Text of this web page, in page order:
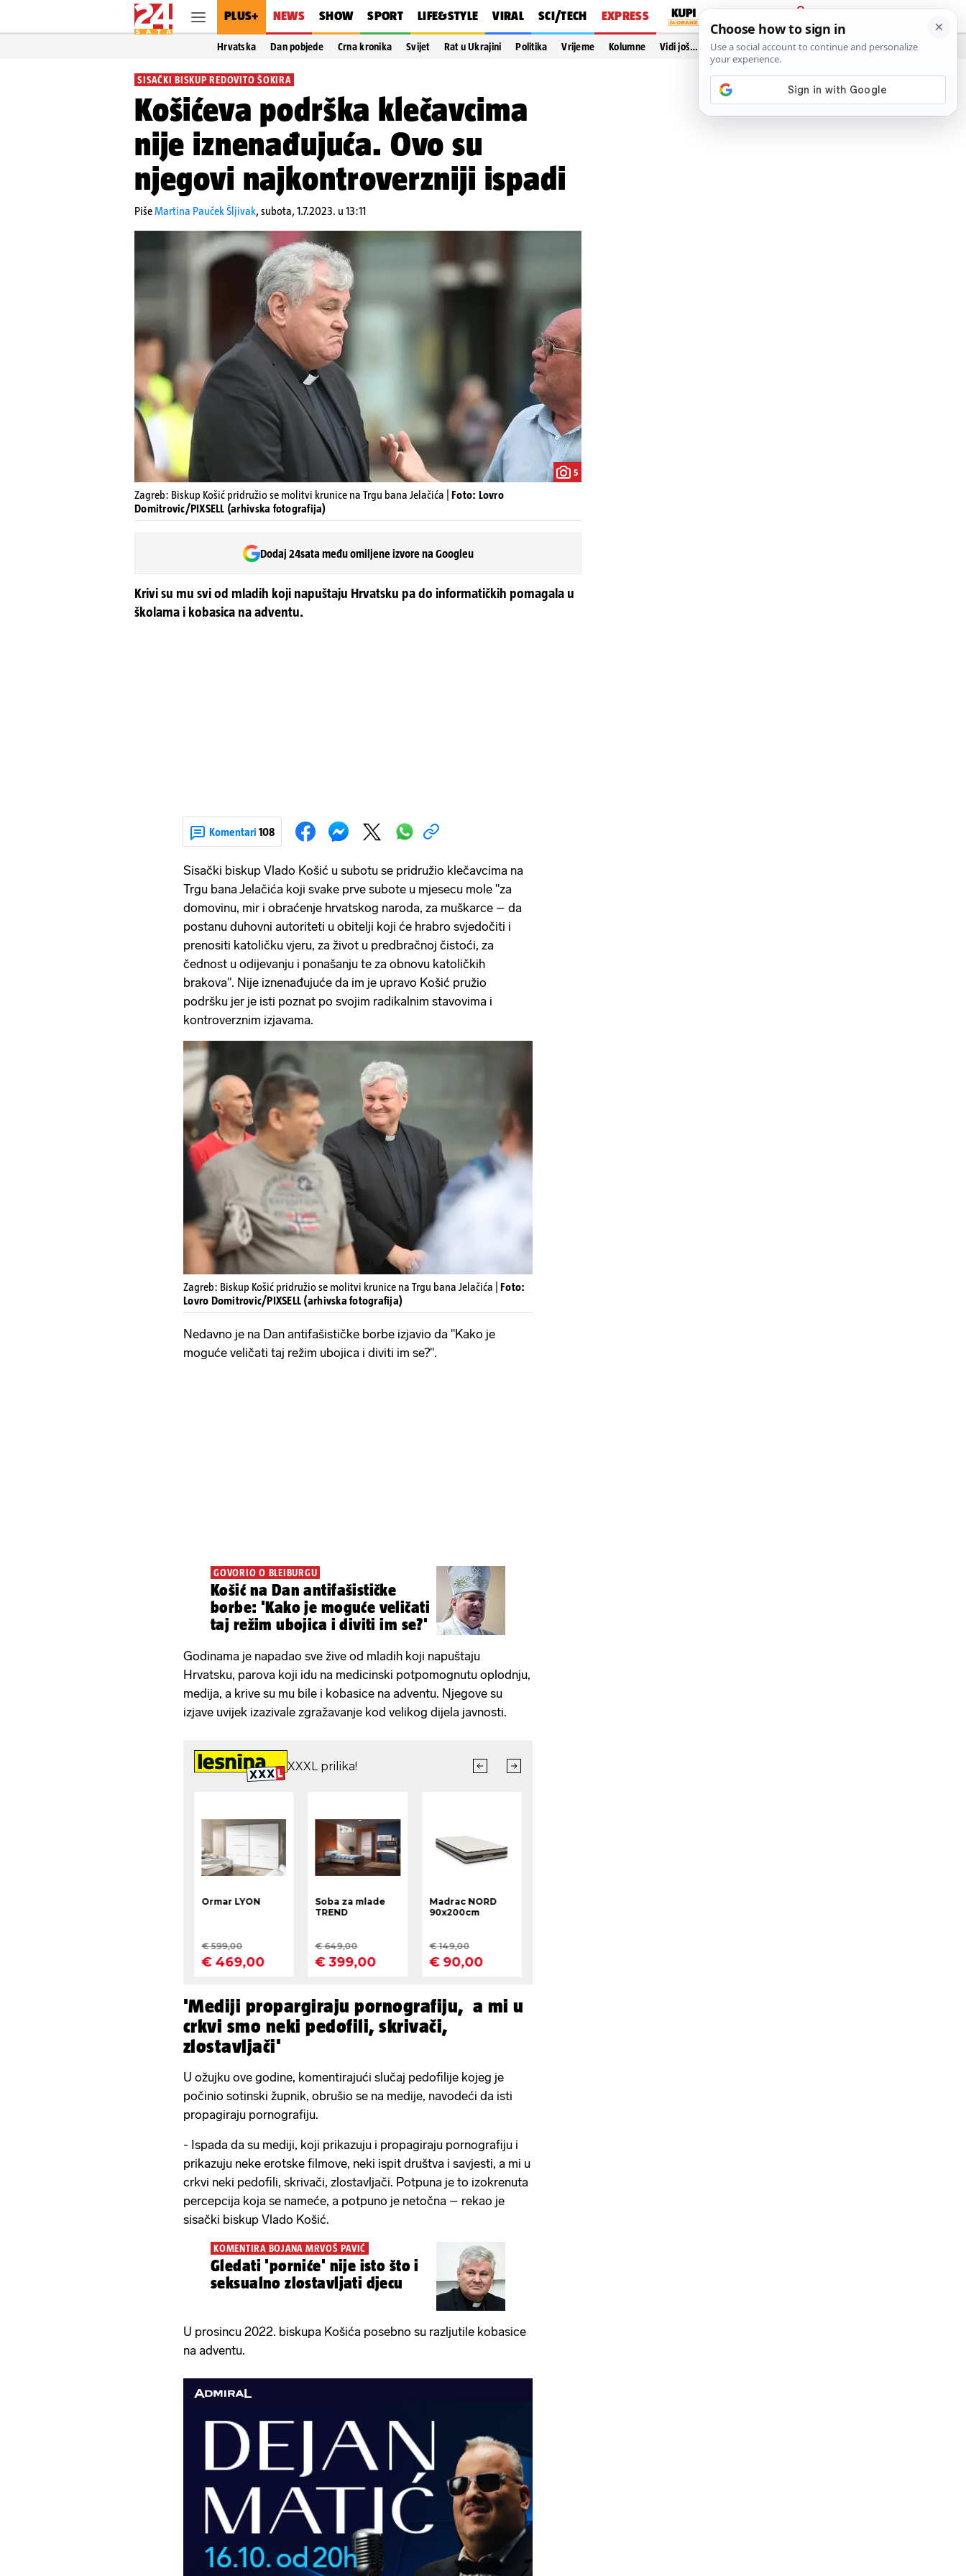
PLUS+ NEWS SHOW SPORT LIFE&STYLE VIRAL SCI/TECH EXPRESS
PRIJAVA
Hrvatska Dan pobjede Crna kronika Svijet Rat u Ukrajini Politika Vrijeme Kolumne Vidi još…
SISAČKI BISKUP REDOVITO ŠOKIRA
Košićeva podrška klečavcima
nije iznenađujuća. Ovo su
njegovi najkontroverzniji ispadi
PišeMartina Pauček Šljivak,subota, 1.7.2023. u 13:11
5
Zagreb: Biskup Košić pridružio se molitvi krunice na Trgu bana Jelačića | Foto: Lovro
Domitrovic/PIXSELL (arhivska fotografija)
Dodaj 24sata među omiljene izvore na Googleu
Krivi su mu svi od mladih koji napuštaju Hrvatsku pa do informatičkih pomagala u
školama i kobasica na adventu.
Komentari 108
Sisački biskup Vlado Košić u subotu se pridružio klečavcima na
Trgu bana Jelačića koji svake prve subote u mjesecu mole "za
domovinu, mir i obraćenje hrvatskog naroda, za muškarce – da
postanu duhovni autoriteti u obitelji koji će hrabro svjedočiti i
prenositi katoličku vjeru, za život u predbračnoj čistoći, za
čednost u odijevanju i ponašanju te za obnovu katoličkih
brakova". Nije iznenađujuće da im je upravo Košić pružio
podršku jer je isti poznat po svojim radikalnim stavovima i
kontroverznim izjavama.
Zagreb: Biskup Košić pridružio se molitvi krunice na Trgu bana Jelačića | Foto:
Lovro Domitrovic/PIXSELL (arhivska fotografija)
Nedavno je na Dan antifašističke borbe izjavio da "Kako je
moguće veličati taj režim ubojica i diviti im se?".
GOVORIO O BLEIBURGU
Košić na Dan antifašističke
borbe: 'Kako je moguće veličati
taj režim ubojica i diviti im se?'
Godinama je napadao sve žive od mladih koji napuštaju
Hrvatsku, parova koji idu na medicinski potpomognutu oplodnju,
medija, a krive su mu bile i kobasice na adventu. Njegove su
izjave uvijek izazivale zgražavanje kod velikog dijela javnosti.
'Mediji propargiraju pornografiju, a mi u
crkvi smo neki pedofili, skrivači,
zlostavljači'
U ožujku ove godine, komentirajući slučaj pedofilije kojeg je
počinio sotinski župnik, obrušio se na medije, navodeći da isti
propagiraju pornografiju.
- Ispada da su mediji, koji prikazuju i propagiraju pornografiju i
prikazuju neke erotske filmove, neki ispit društva i savjesti, a mi u
crkvi neki pedofili, skrivači, zlostavljači. Potpuna je to izokrenuta
percepcija koja se nameće, a potpuno je netočna – rekao je
sisački biskup Vlado Košić.
KOMENTIRA BOJANA MRVOŠ PAVIĆ
Gledati 'porniće' nije isto što i
seksualno zlostavljati djecu
U prosincu 2022. biskupa Košića posebno su razljutile kobasice
na adventu.